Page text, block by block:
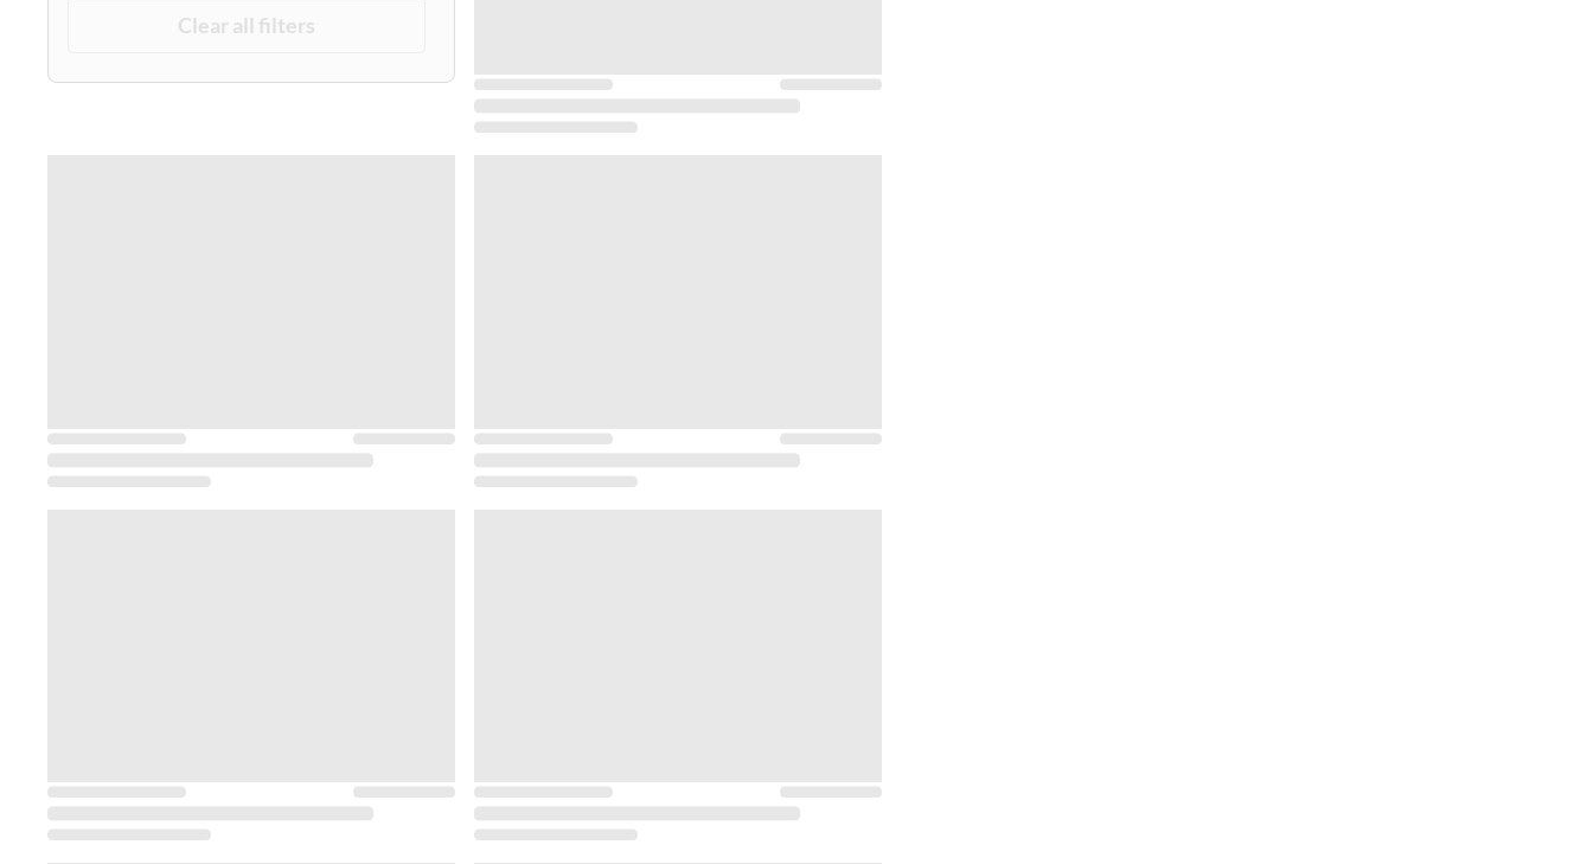
Clear all filters